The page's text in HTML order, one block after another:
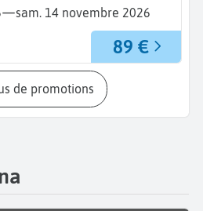
—sam. 14 novembre 2026
89 €
de promotions